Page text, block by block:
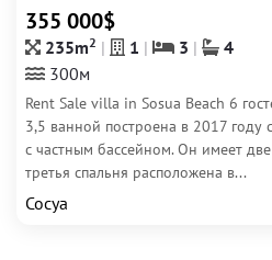
355 000$
235m2 1 3
4
300м
Rent Sale villa in Sosua Beach 6
3,5 ванной построена в 2017 году
с частным бассейном. Он имеет
третья спальня расположена в...
Сосуа